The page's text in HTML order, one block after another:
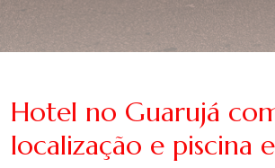
Hotel no Guarujá
localização e piscina